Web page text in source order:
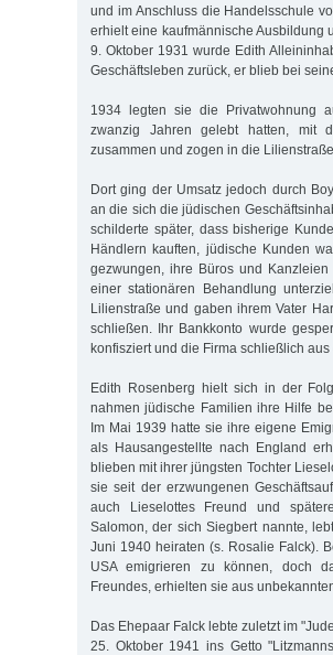
und im Anschluss die Handelsschule
erhielt eine kaufmännische Ausbildung
9. Oktober 1931 wurde Edith
Geschäftsleben zurück, er blieb bei
1934 legten sie die Privatwohnung
zwanzig Jahren gelebt hatten, mit
zusammen und zogen in die Lilienstraße
Dort ging der Umsatz jedoch durch
an die sich die jüdischen
schilderte später, dass bisherige
Händlern kauften, jüdische Kunden
gezwungen, ihre Büros und
einer stationären Behandlung
Lilienstraße und gaben ihrem Vater
schließen. Ihr Bankkonto wurde
konfisziert und die Firma schließlich
Edith Rosenberg hielt sich in der
nahmen jüdische Familien ihre Hilfe
Im Mai 1939 hatte sie ihre eigene
als Hausangestellte nach England
blieben mit ihrer jüngsten Tochter
sie seit der erzwungenen
auch Lieselottes Freund und
Salomon, der sich Siegbert nannte,
Juni 1940 heiraten (s. Rosalie Falck).
USA emigrieren zu können, doch
Freundes, erhielten sie aus
Das Ehepaar Falck lebte zuletzt im
25. Oktober 1941 ins Getto